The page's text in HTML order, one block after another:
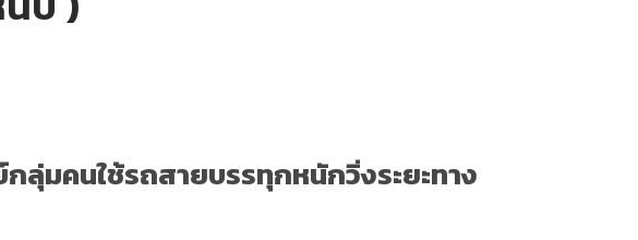
ลุ่มคนใช้รถสายบรรทุกหนักวิ่งระยะทาง